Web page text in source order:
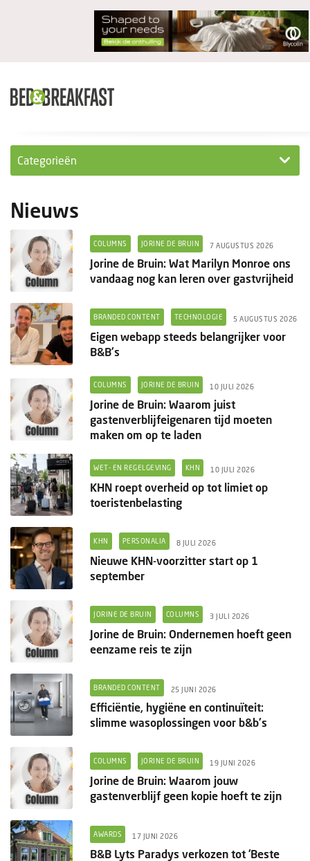
Categorieën
Wet- en regelgeving
Internationaal
Interviews
Ondernemen
Nieuws
COLUMNS JORINE DE BRUIN 7 AUGUSTUS 2026
Jorine de Bruin: Wat Marilyn Monroe ons
vandaag nog kan leren over gastvrijheid
BRANDED CONTENT TECHNOLOGIE 5 AUGUSTUS 2026
Eigen webapp steeds belangrijker voor
B&B's
COLUMNS JORINE DE BRUIN 10 JULI 2026
Jorine de Bruin: Waarom juist
gastenverblijfeigenaren tijd moeten
maken om op te laden
WET- EN REGELGEVING KHN 10 JULI 2026
KHN roept overheid op tot limiet op
toeristenbelasting
KHN PERSONALIA 8 JULI 2026
Nieuwe KHN-voorzitter start op 1
september
JORINE DE BRUIN COLUMNS 3 JULI 2026
Jorine de Bruin: Ondernemen hoeft geen
eenzame reis te zijn
BRANDED CONTENT 25 JUNI 2026
Efficiëntie, hygiëne en continuïteit:
slimme wasoplossingen voor b&b's
COLUMNS JORINE DE BRUIN 19 JUNI 2026
Jorine de Bruin: Waarom jouw
gastenverblijf geen kopie hoeft te zijn
AWARDS 17 JUNI 2026
B&B Lyts Paradys verkozen tot ‘Beste